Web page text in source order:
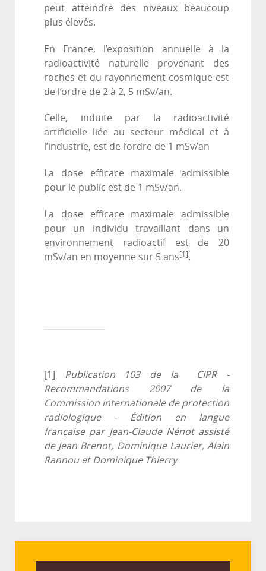
peut atteindre des niveaux beaucoup
plus élevés.
En France, l’exposition annuelle à la
radioactivité naturelle provenant des
roches et du rayonnement cosmique est
de l’ordre de 2 à 2, 5 mSv/an.
Celle, induite par la radioactivité
artificielle liée au secteur médical et à
l’industrie, est de l’ordre de 1 mSv/an
La dose efficace maximale admissible
pour le public est de 1 mSv/an.
La dose efficace maximale admissible
pour un individu travaillant dans un
environnement radioactif est de 20
mSv/an en moyenne sur 5 ans [1] .
[1] Publication 103 de la CIPR -
Recommandations 2007 de la
Commission internationale de protection
radiologique - Édition en langue
française par Jean-Claude Nénot assisté
de Jean Brenot, Dominique Laurier, Alain
Rannou et Dominique Thierry